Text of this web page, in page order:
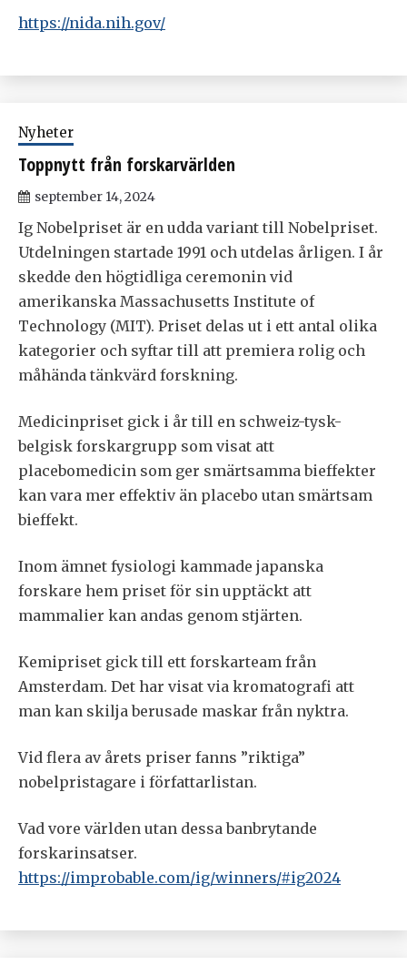
https://nida.nih.gov/
Nyheter
Toppnytt från forskarvärlden
september 14, 2024
Ig Nobelpriset är en udda variant till Nobelpriset.
Utdelningen startade 1991 och utdelas årligen. I år
skedde den högtidliga ceremonin vid
amerikanska Massachusetts Institute of
Technology (MIT). Priset delas ut i ett antal olika
kategorier och syftar till att premiera rolig och
måhända tänkvärd forskning.
Medicinpriset gick i år till en schweiz-tysk-
belgisk forskargrupp som visat att
placebomedicin som ger smärtsamma bieffekter
kan vara mer effektiv än placebo utan smärtsam
bieffekt.
Inom ämnet fysiologi kammade japanska
forskare hem priset för sin upptäckt att
mammalier kan andas genom stjärten.
Kemipriset gick till ett forskarteam från
Amsterdam. Det har visat via kromatografi att
man kan skilja berusade maskar från nyktra.
Vid flera av årets priser fanns ”riktiga”
nobelpristagare i författarlistan.
Vad vore världen utan dessa banbrytande
forskarinsatser.
https://improbable.com/ig/winners/#ig2024